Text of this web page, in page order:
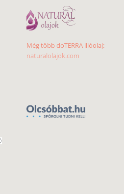
Még több doTERRA illóolaj:
naturalolajok.com